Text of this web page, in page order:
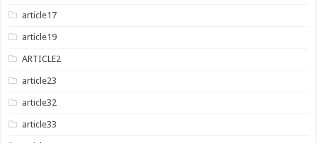
article17
article19
ARTICLE2
article23
article32
article33